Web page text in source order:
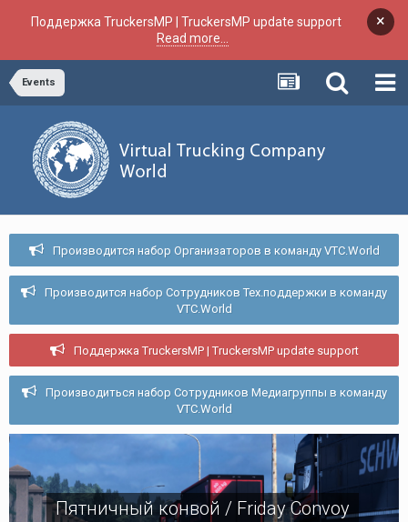
Поддержка TruckersMP | TruckersMP update support
Read more...
×
Events
Производится набор Организаторов в команду VTC.World
Производится набор Сотрудников Тех.поддержки в команду
VTC.World
Поддержка TruckersMP | TruckersMP update support
Производиться набор Сотрудников Медиагруппы в команду
VTC.World
Пятничный конвой / Friday Convoy